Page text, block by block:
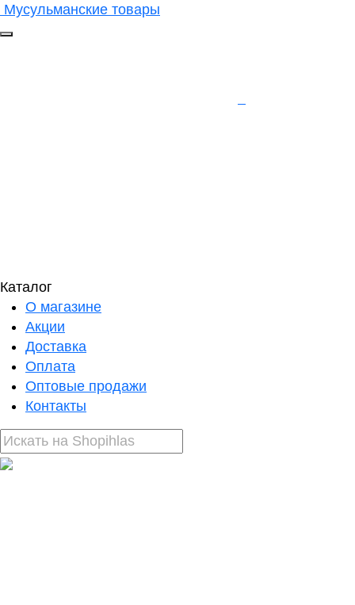
Мусульманские товары
Каталог
О магазине
Акции
Доставка
Оплата
Оптовые продажи
Контакты